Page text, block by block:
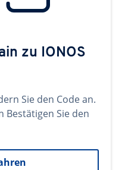
zu IONOS
Sie den Code an.
Bestätigen Sie den